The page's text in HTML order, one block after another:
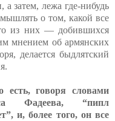
а затем, лежа где-нибудь
о том, какой все
из них — добившихся
мнением об армянских
делается быдлятский
говоря словами
Фадеева, “пипл
и, более того, он все